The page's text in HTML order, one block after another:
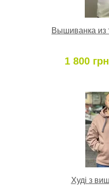
Вышиванка из
1 800 грн
Худі з